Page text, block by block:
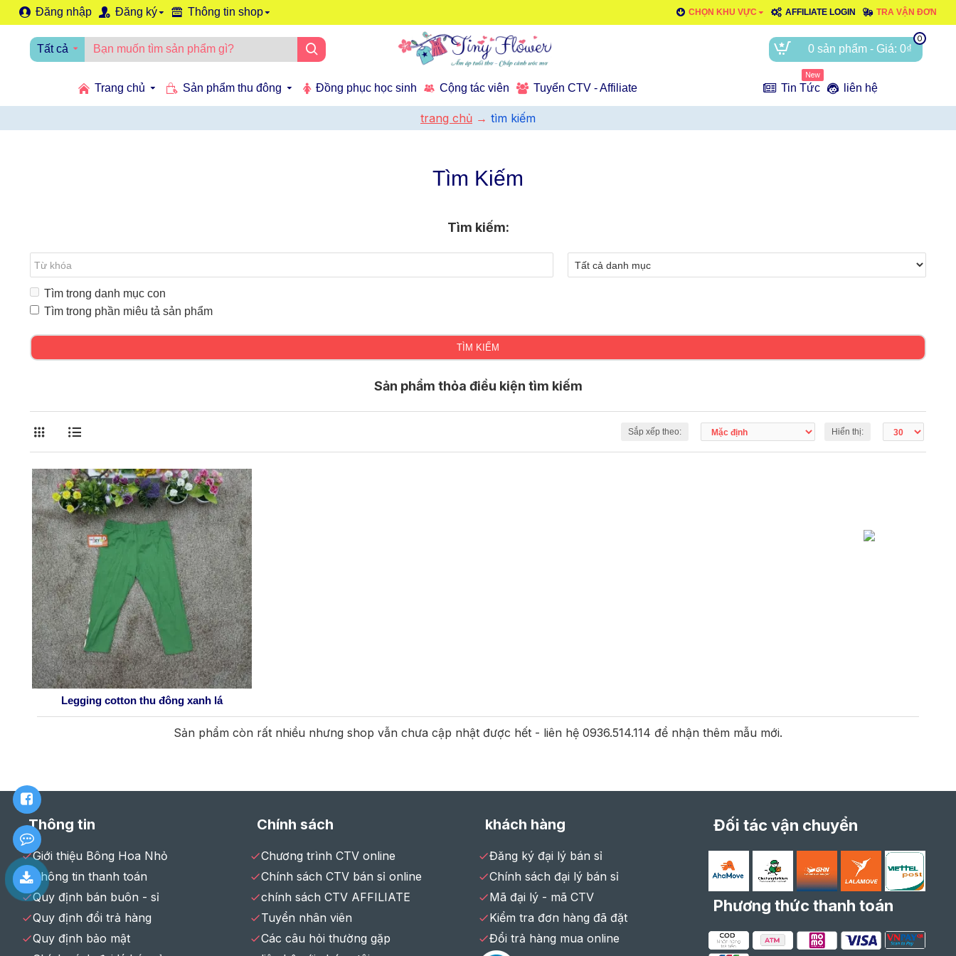
Đăng nhập Đăng ký Thông tin shop CHỌN KHU VỰC AFFILIATE LOGIN TRA VẬN ĐƠN
Tất cả 0 sản phẩm - Giá: 0₫
0
Trang chủ Sản phẩm thu đông Đồng phục học sinh Cộng tác viên Tuyển CTV - Affiliate Tin Tức
New
liên hệ
trang chủ tìm kiếm
Tìm Kiếm
Tìm kiếm:
Tìm trong danh mục con
Tìm trong phần miêu tả sản phẩm
TÌM KIẾM
Sản phẩm thỏa điều kiện tìm kiếm
Sắp xếp theo: Hiển thị:
Legging cotton thu đông xanh lá
Sản phẩm còn rất nhiều nhưng shop vẫn chưa cập nhật được hết - liên hệ 0936.514.114 để nhận thêm mẫu mới.
Thông tin
Giới thiệu Bông Hoa Nhỏ
Thông tin thanh toán
Quy định bán buôn - sỉ
Quy định đổi trả hàng
Quy định bảo mật
Chính sách
Chương trình CTV online
Chính sách CTV bán sỉ online
chính sách CTV AFFILIATE
Tuyển nhân viên
Các câu hỏi thường gặp
khách hàng
Đăng ký đại lý bán sỉ
Chính sách đại lý bán sỉ
Mã đại lý - mã CTV
Kiểm tra đơn hàng đã đặt
Đổi trả hàng mua online
Đối tác vận chuyển
Phương thức thanh toán